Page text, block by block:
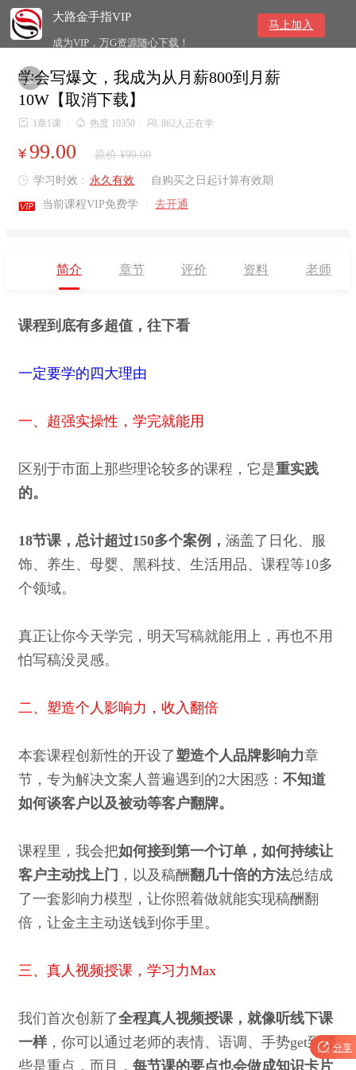
大路金手指VIP
成为VIP，万G资源随心下载！
马上加入

学会写爆文，我成为从月薪800到月薪
10W【取消下载】
 1章1课  热度 10350  862人正在学
¥ 99.00 原价 ¥99.00
 学习时效 : 永久有效 自购买之日起计算有效期
 当前课程VIP免费学 去开通
简介 章节 评价 资料 老师
课程到底有多超值，往下看
一定要学的四大理由
一、超强实操性，学完就能用
区别于市面上那些理论较多的课程，它是重实践
的。
18节课，总计超过150多个案例， 涵盖了日化、服
饰、养生、母婴、黑科技、生活用品、课程等10多
个领域。
真正让你今天学完，明天写稿就能用上，再也不用
怕写稿没灵感。
二、塑造个人影响力，收入翻倍
本套课程创新性的开设了塑造个人品牌影响力章
节，专为解决文案人普遍遇到的2大困惑： 不知道
如何谈客户以及被动等客户翻牌。
课程里，我会把如何接到第一个订单，如何持续让
客户主动找上门 ，以及稿酬翻几十倍的方法总结成
了一套影响力模型，让你照着做就能实现稿酬翻
倍，让金主主动送钱到你手里。
三、真人视频授课，学习力Max
我们首次创新了全程真人视频授课，就像听线下课
一样 ，你可以通过老师的表情、语调、手势get到哪
些是重点，而且， 每节课的要点也会做成知识卡片
 分享